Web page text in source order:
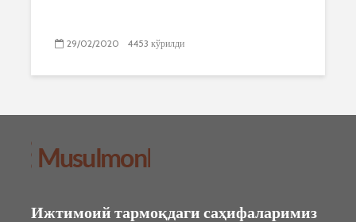
29/02/2020 4453 кўрилди
Ижтимоий тармоқдаги саҳифаларимиз